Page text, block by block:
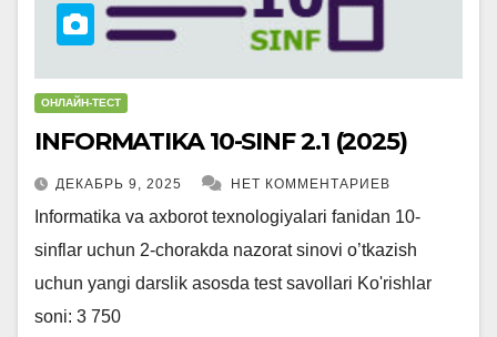
ОНЛАЙН-ТЕСТ
INFORMATIKA 10-SINF 2.1 (2025)
ДЕКАБРЬ 9, 2025 НЕТ КОММЕНТАРИЕВ
Informatika va axborot texnologiyalari fanidan 10-
sinflar uchun 2-chorakda nazorat sinovi o’tkazish
uchun yangi darslik asosda test savollari Ko'rishlar
soni: 3 750